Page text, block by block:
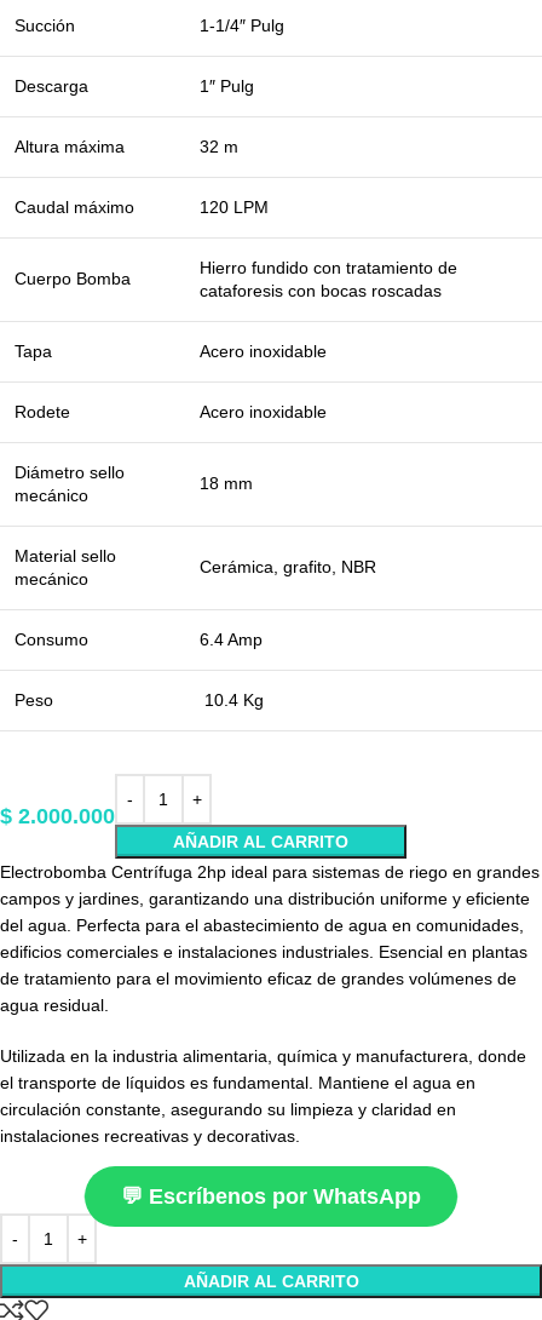
Succión 1-1/4″ Pulg
Descarga 1″ Pulg
Altura máxima 32 m
Caudal máximo 120 LPM
Cuerpo Bomba
Hierro fundido con tratamiento de
cataforesis con bocas roscadas
Tapa Acero inoxidable
Rodete Acero inoxidable
Diámetro sello
mecánico
18 mm
Material sello
mecánico
Cerámica, grafito, NBR
Consumo 6.4 Amp
Peso 10.4 Kg
$ 2.000.000
AÑADIR AL CARRITO
Electrobomba Centrífuga 2hp ideal para sistemas de riego en grandes
campos y jardines, garantizando una distribución uniforme y eficiente
del agua. Perfecta para el abastecimiento de agua en comunidades,
edificios comerciales e instalaciones industriales. Esencial en plantas
de tratamiento para el movimiento eficaz de grandes volúmenes de
agua residual.
Utilizada en la industria alimentaria, química y manufacturera, donde
el transporte de líquidos es fundamental. Mantiene el agua en
circulación constante, asegurando su limpieza y claridad en
instalaciones recreativas y decorativas.
💬 Escríbenos por WhatsApp
AÑADIR AL CARRITO